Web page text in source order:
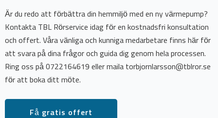
Är du redo att förbättra din hemmiljö med en ny värmepump?
Kontakta TBL Rörservice idag för en kostnadsfri konsultation
och offert. Våra vänliga och kunniga medarbetare finns här för
att svara på dina frågor och guida dig genom hela processen.
Ring oss på 0722164619 eller maila torbjornlarsson@tblror.se
för att boka ditt möte.
Få gratis offert